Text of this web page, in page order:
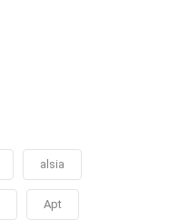
alsia
Apt